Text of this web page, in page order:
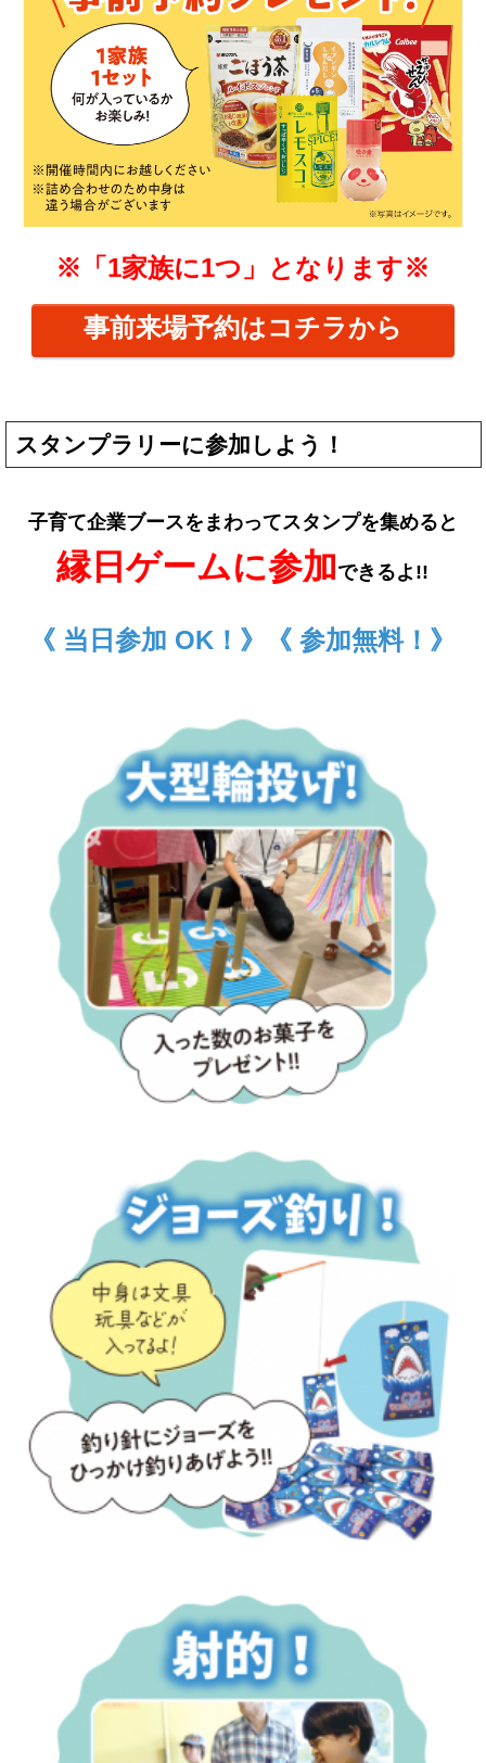
※「1家族に1つ」となります※
事前来場予約はコチラから
スタンプラリーに参加しよう！
子育て企業ブースをまわってスタンプを集めると
縁日ゲームに参加できるよ!!
《 当日参加 OK！》《 参加無料！》